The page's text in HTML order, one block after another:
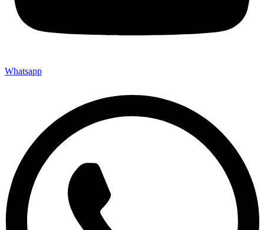
Whatsapp